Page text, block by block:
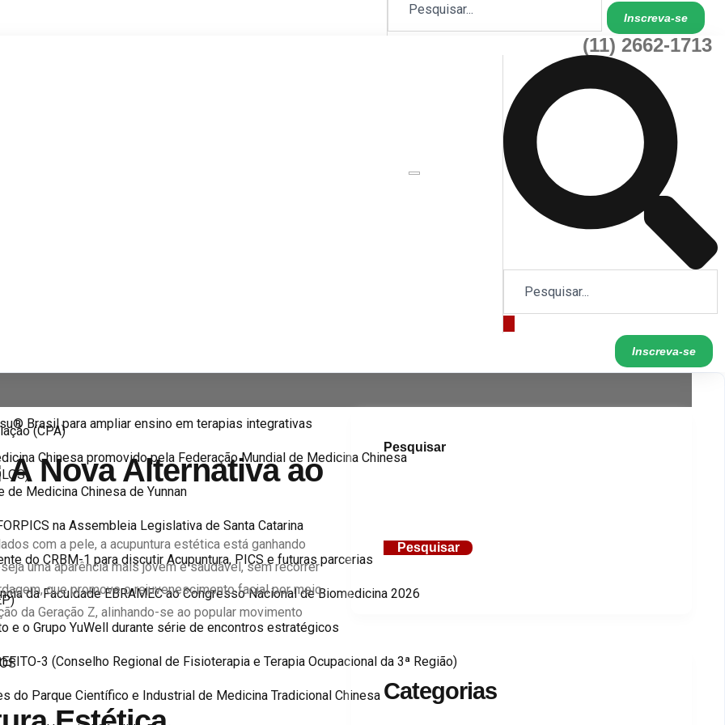
Inscreva-se
(CPA)
(11) 2662-1713
Inscreva-se
Brasil para ampliar ensino em terapias integrativas
Chinesa promovido pela Federação Mundial de Medicina Chinesa
de Medicina Chinesa de Yunnan
na Assembleia Legislativa de Santa Catarina
do CRBM-1 para discutir Acupuntura, PICS e futuras parcerias
da Faculdade EBRAMEC ao Congresso Nacional de Biomedicina 2026
e o Grupo YuWell durante série de encontros estratégicos
3 (Conselho Regional de Fisioterapia e Terapia Ocupacional da 3ª Região)
do Parque Científico e Industrial de Medicina Tradicional Chinesa
Nova Alternativa ao
com a pele, a acupuntura estética está ganhando
uma aparência mais jovem e saudável, sem recorrer
que promove o rejuvenescimento facial por meio
da Geração Z, alinhando-se ao popular movimento
Pesquisar
Pesquisar
Categorias